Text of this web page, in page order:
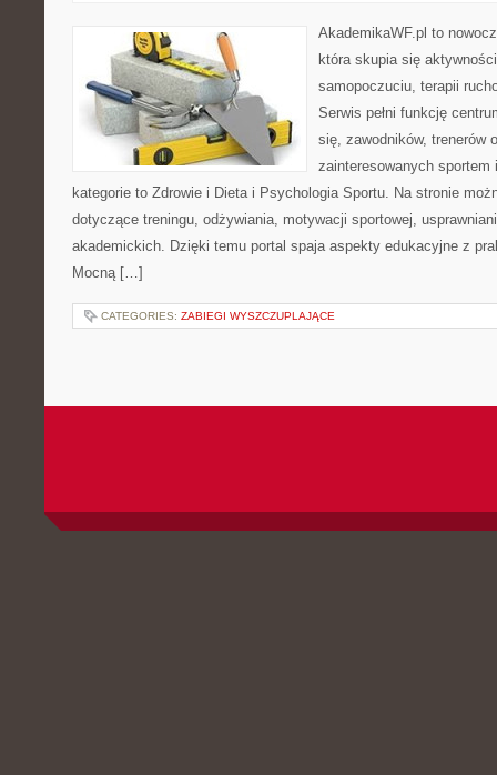
AkademikaWF.pl to
która skupia się
samopoczuciu, terapii
Serwis pełni funkcję
się, zawodników, trenerów
zainteresowanych sportem
kategorie to Zdrowie i Dieta i Psychologia Sportu. Na stronie
dotyczące treningu, odżywiania, motywacji sportowej,
akademickich. Dzięki temu portal spaja aspekty edukacyjne z
Mocną […]
CATEGORIES: ZABIEGI WYSZCZUPLAJĄCE